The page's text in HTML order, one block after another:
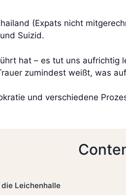
(Expats nicht
Suizid.
hat – es tut uns
zumindest weißt, was
und verschiedene
Leichenhalle